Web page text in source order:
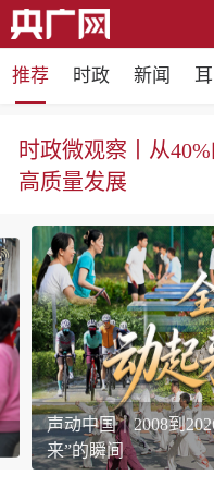
推荐 时政 新闻
时政微观察丨从
高质量发展
一习话丨“全民健
声动中国｜2008到
来”的瞬间